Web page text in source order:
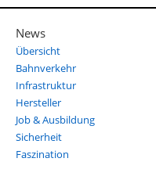
News
Übersicht
Bahnverkehr
Infrastruktur
Hersteller
Job & Ausbildung
Sicherheit
Faszination